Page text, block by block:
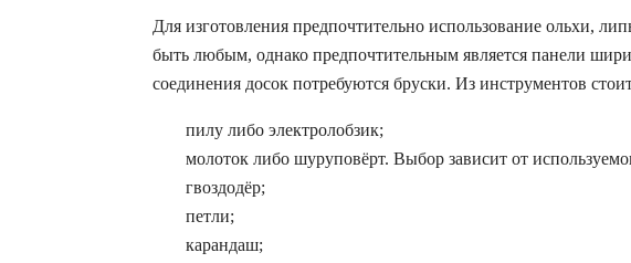
Для изготовления предпочтительно использование ольхи,
быть любым, однако предпочтительным является панели
соединения досок потребуются бруски. Из инструментов
пилу либо электролобзик;
молоток либо шуруповёрт. Выбор зависит от
гвоздодёр;
петли;
карандаш;